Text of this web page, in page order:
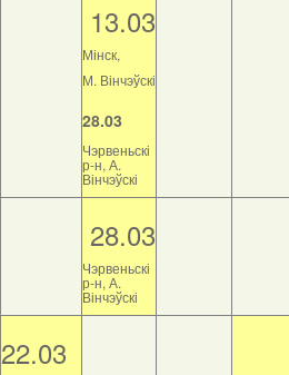
13.03
Мінск,
М. Вінчэўскі
28.03
Чэрвеньскі
р-н, А.
Вінчэўскі
28.03
Чэрвеньскі
р-н, А.
Вінчэўскі
22.03